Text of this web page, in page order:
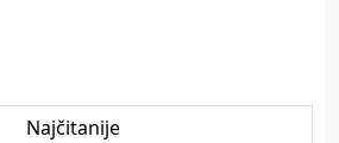
Najčitanije